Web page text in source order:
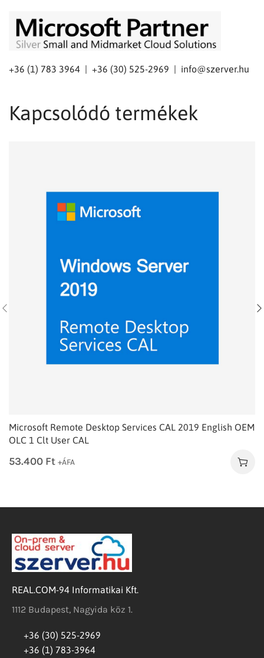
+36 (1) 783 3964 | +36 (30) 525-2969 | info@szerver.hu
Kapcsolódó termékek
Microsoft Remote Desktop Services CAL 2019 English OEM
OLC 1 Clt User CAL
53.400 Ft +ÁFA
REAL.COM-94 Informatikai Kft.
1112 Budapest, Nagyida köz 1.
+36 (30) 525-2969
+36 (1) 783-3964